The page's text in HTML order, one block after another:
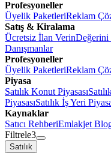
Profesyoneller
Üyelik PaketleriReklam
Satış & Kiralama
Ücretsiz İlan VerinDeğerini
Danışmanlar
Profesyoneller
Üyelik PaketleriReklam
Piyasa
Satılık Konut Piyasası
PiyasasıSatılık İş Yeri
Kaynaklar
Satıcı RehberiEmlakjet
Filtrele3
Satılık